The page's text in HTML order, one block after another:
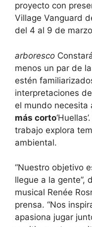
proyecto con
Village Vanguard
del 4 al 9 de
arboresco
menos un par de
estén
interpretaciones de
el mundo necesita
más corto
trabajo explora
ambiental.
“Nuestro objetivo
llegue a la gente”,
musical Renée
prensa. “Nos
apasiona jugar